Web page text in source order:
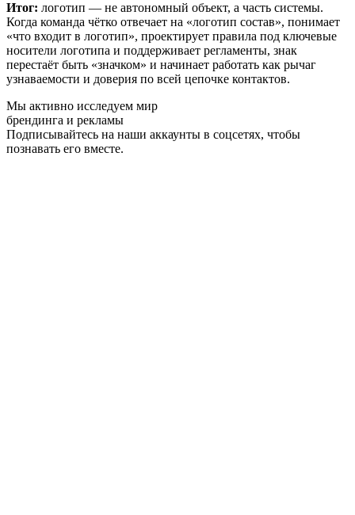
Итог: логотип — не автономный объект, а часть системы.
Когда команда чётко отвечает на «логотип состав», понимает
«что входит в логотип», проектирует правила под ключевые
носители логотипа и поддерживает регламенты, знак
перестаёт быть «значком» и начинает работать как рычаг
узнаваемости и доверия по всей цепочке контактов.
Мы активно исследуем мир
брендинга и рекламы
Подписывайтесь на наши аккаунты в соцсетях, чтобы
познавать его вместе.